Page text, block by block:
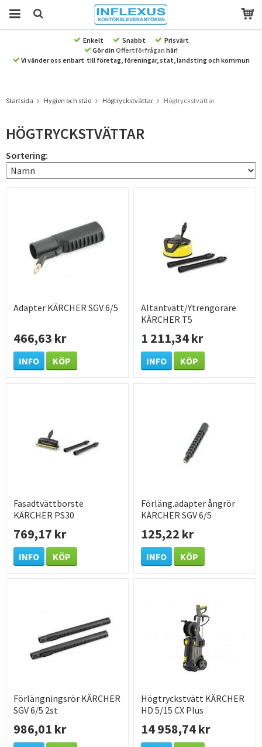
Produkten har blivit tillagd i varukorgen
Enkelt Snabbt
Prisvärt
Gör din Offertförfrågan här!
Vi vänder oss enbart till företag, föreningar, stat, landsting och kommun
Startsida Hygien och städ Högtryckstvättar Högtryckstvättar
HÖGTRYCKSTVÄTTAR
Sortering:
Adapter KÄRCHER SGV 6/5
466,63 kr
INFO KÖP
Altantvätt/Ytrengörare
KÄRCHER T5
1 211,34 kr
INFO KÖP
Fasadtvättborste
KÄRCHER PS30
769,17 kr
INFO KÖP
Förläng.adapter ångrör
KÄRCHER SGV 6/5
125,22 kr
INFO KÖP
Förlängningsrör KÄRCHER
SGV 6/5 2st
986,01 kr
Högtryckstvätt KÄRCHER
HD 5/15 CX Plus
14 958,74 kr